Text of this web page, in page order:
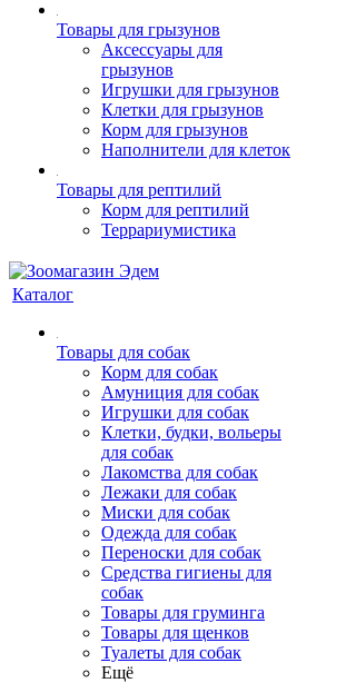
Товары для грызунов
Аксессуары для
грызунов
Игрушки для грызунов
Клетки для грызунов
Корм для грызунов
Наполнители для клеток
Товары для рептилий
Корм для рептилий
Террариумистика
Каталог
Товары для собак
Корм для собак
Амуниция для собак
Игрушки для собак
Клетки, будки, вольеры
для собак
Лакомства для собак
Лежаки для собак
Миски для собак
Одежда для собак
Переноски для собак
Средства гигиены для
собак
Товары для груминга
Товары для щенков
Туалеты для собак
Ещё